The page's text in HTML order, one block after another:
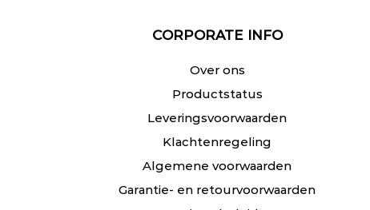
CORPORATE INFO
Over ons
Productstatus
Leveringsvoorwaarden
Klachtenregeling
Algemene voorwaarden
Garantie- en retourvoorwaarden